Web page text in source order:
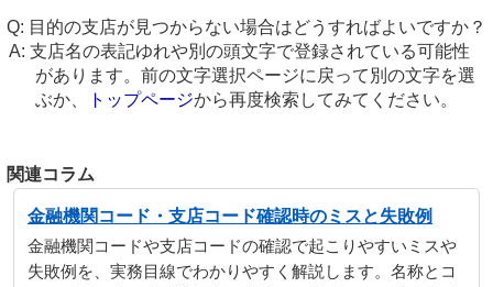
目的の支店が見つからない場合はどうすればよいですか？
支店名の表記ゆれや別の頭文字で登録されている可能性
があります。前の文字選択ページに戻って別の文字を選
ぶか、
トップページから再度検索してみてください。
関連コラム
金融機関コード・支店コード確認時のミスと失敗例
金融機関コードや支店コードの確認で起こりやすいミスや
失敗例を、実務目線でわかりやすく解説します。名称とコ